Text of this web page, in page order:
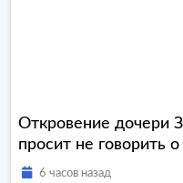
Откровение дочери
просит не говорить о
6 часов назад